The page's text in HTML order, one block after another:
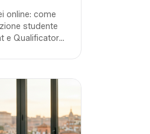
online: come
studente
e Qualificatore